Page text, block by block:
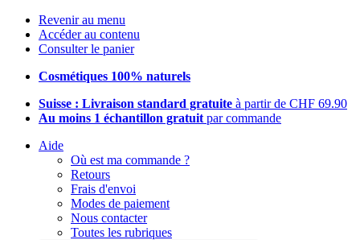
Revenir au menu
Accéder au contenu
Consulter le panier
Cosmétiques 100% naturels
Suisse : Livraison standard gratuite à partir de CHF 69.90
Au moins 1 échantillon gratuit par commande
Aide
Où est ma commande ?
Retours
Frais d'envoi
Modes de paiement
Nous contacter
Toutes les rubriques